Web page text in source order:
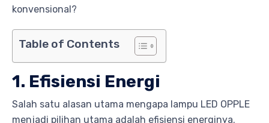
konvensional?
Table of Contents
1. Efisiensi Energi
Salah satu alasan utama mengapa lampu LED OPPLE
menjadi pilihan utama adalah efisiensi energinya.